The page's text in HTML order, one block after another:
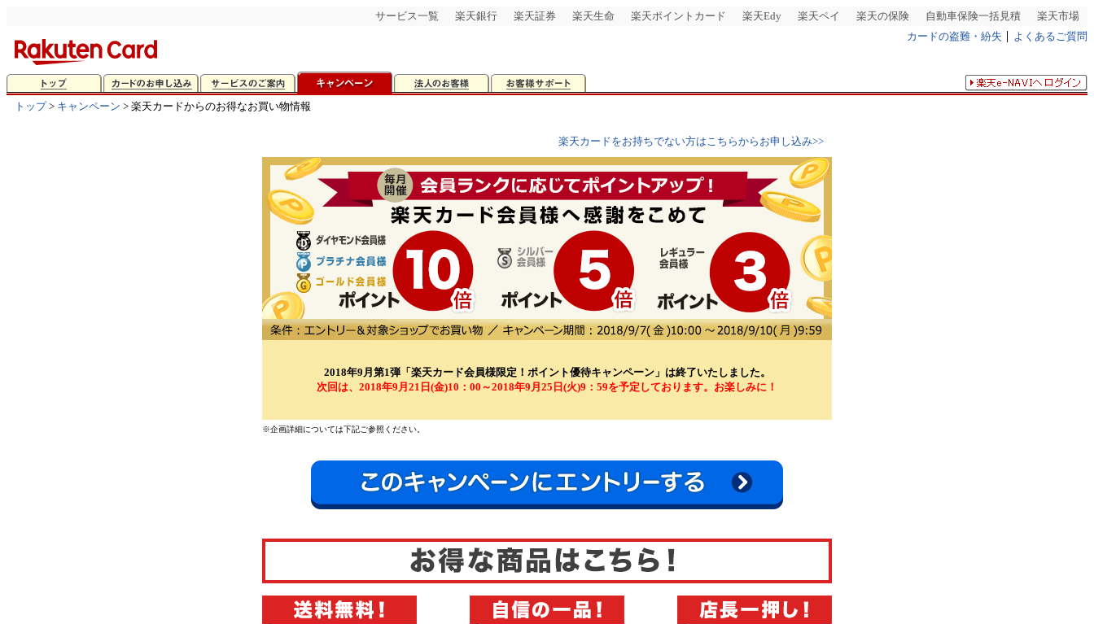
サービス一覧 楽天銀行 楽天証券 楽天生命 楽天ポイントカード 楽天Edy 楽天ペイ 楽天の保険 自動車保険一括見積
楽天市場
カードの盗難・紛失
よくあるご質問
トップ> キャンペーン > 楽天カードからのお得なお買い物情報
楽天カードをお持ちでない方はこちらからお申し込み>>
2018年9月第1弾「楽天カード会員様限定！ポイント優待キャンペーン」は終了いたしました。
次回は、2018年9月21日(金)10：00～2018年9月25日(火)9：59を予定しております。お楽しみに！
※企画詳細については下記ご参照ください。